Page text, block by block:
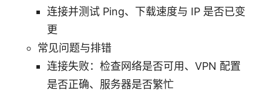
连接并测试 Ping、下载速度与 IP 是否已变
更
常见问题与排错
连接失败：检查网络是否可用、VPN 配置
是否正确、服务器是否繁忙